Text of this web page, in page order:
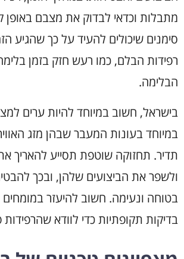
מתבלות וכדאי לבדוק את מצבם באופן
סימנים שיכולים להעיד על כך שהגיע
רפידות הבלם, כמו רעש חזק בזמן
הבלימה.
בישראל, חשוב במיוחד להיות ערים
במיוחד בעונות המעבר שבהן מזג
תדיר. תחזוקה שוטפת תסייע להאריך
ולשפר את הביצועים שלהן, ובכך
בטוחה ונעימה. חשוב להיעזר
בדיקות תקופתיות כדי לוודא שהרפידות